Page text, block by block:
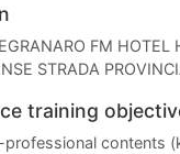
FM HOTEL
STRADA
training
professional contents